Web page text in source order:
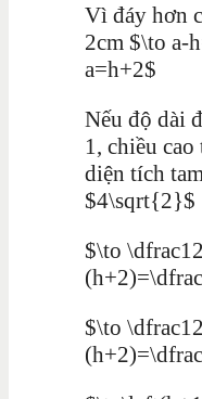
Vì đáy hơn
2cm $\to a-
a=h+2$
Nếu độ dài
1, chiều
diện tích
$4\sqrt{2}$
$\to
$\to